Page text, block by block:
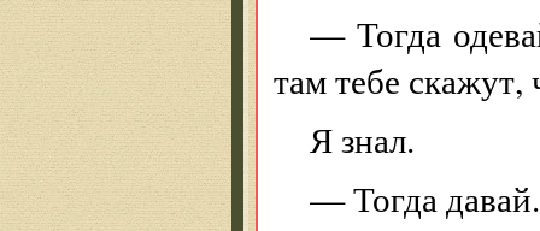
— Тогда
там тебе скажут,
Я знал.
— Тогда